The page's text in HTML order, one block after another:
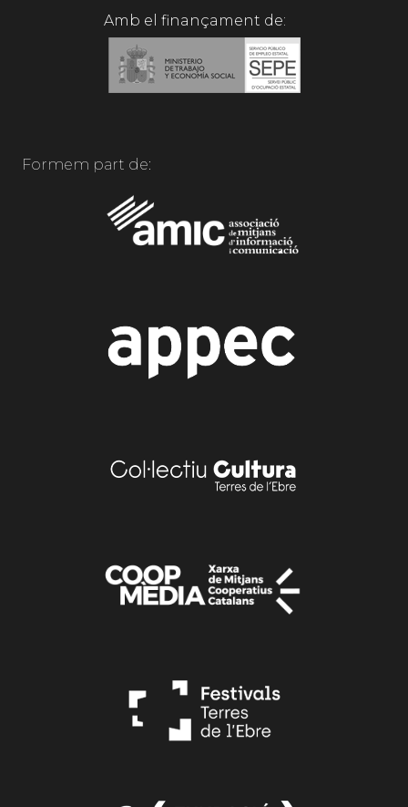
Amb el finançament de:
Formem part de: